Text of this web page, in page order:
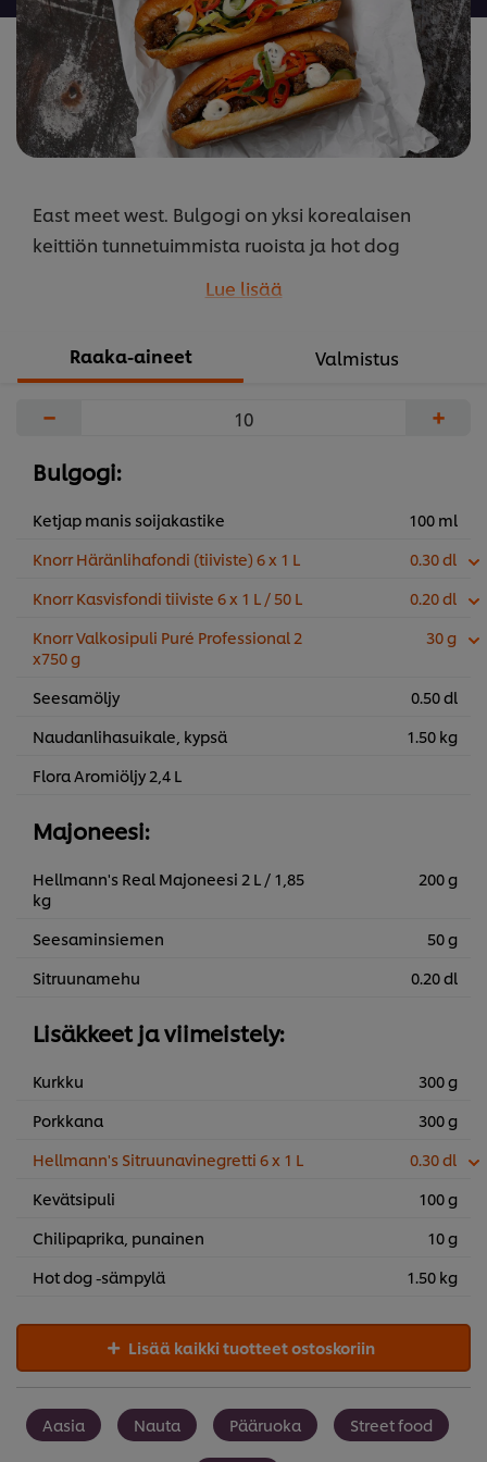
East meet west. Bulgogi on yksi korealaisen
keittiön tunnetuimmista ruoista ja hot dog
Lue lisää
Raaka-aineet Valmistus
− +
Bulgogi:
Ketjap manis soijakastike
100 ml
Knorr Häränlihafondi (tiiviste) 6 x 1 L
0.30 dl
Knorr Kasvisfondi tiiviste 6 x 1 L / 50 L
0.20 dl
Knorr Valkosipuli Puré Professional 2
x750 g
30 g
Seesamöljy
0.50 dl
Naudanlihasuikale, kypsä
1.50 kg
Flora Aromiöljy 2,4 L
Majoneesi:
Hellmann's Real Majoneesi 2 L / 1,85
kg
200 g
Seesaminsiemen
50 g
Sitruunamehu
0.20 dl
Lisäkkeet ja viimeistely:
Kurkku
300 g
Porkkana
300 g
Hellmann's Sitruunavinegretti 6 x 1 L
0.30 dl
Kevätsipuli
100 g
Chilipaprika, punainen
10 g
Hot dog -sämpylä
1.50 kg
Lisää kaikki tuotteet ostoskoriin
Aasia Nauta Pääruoka Street food